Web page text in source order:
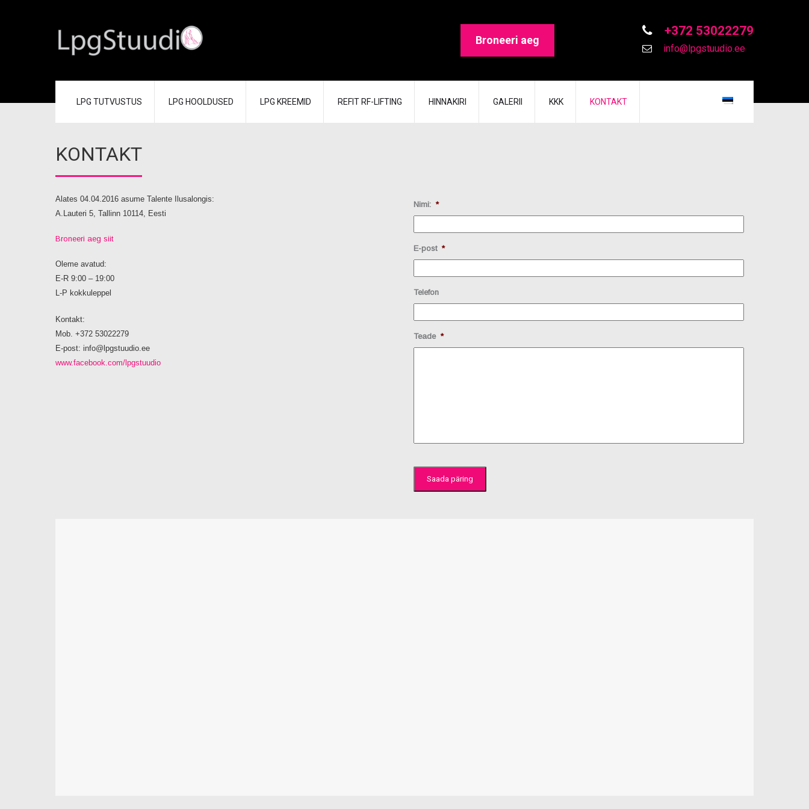
Broneeri aeg
+372 53022279
info@lpgstuudio.ee
LPG TUTVUSTUS LPG HOOLDUSED LPG KREEMID REFIT RF-LIFTING HINNAKIRI GALERII KKK KONTAKT
KONTAKT
Alates 04.04.2016 asume Talente Ilusalongis:
A.Lauteri 5, Tallinn 10114, Eesti
Broneeri aeg siit
Oleme avatud:
E-R 9:00 – 19:00
L-P kokkuleppel
Kontakt:
Mob. +372 53022279
E-post: info@lpgstuudio.ee
www.facebook.com/lpgstuudio
Nimi: *
E-post *
Telefon
Teade *